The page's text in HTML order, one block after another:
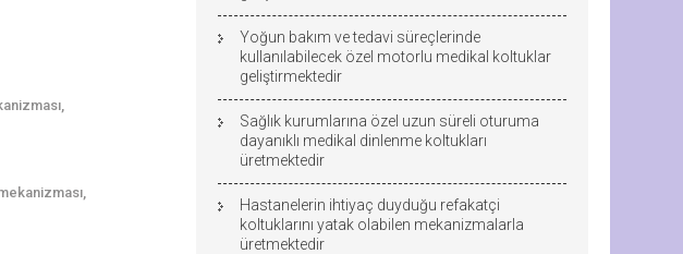
Yoğun bakım ve tedavi süreçlerinde
kullanılabilecek özel motorlu medikal koltuklar
geliştirmektedir
Sağlık kurumlarına özel uzun süreli oturuma
dayanıklı medikal dinlenme koltukları
üretmektedir
Hastanelerin ihtiyaç duyduğu refakatçi
koltuklarını yatak olabilen mekanizmalarla
üretmektedir